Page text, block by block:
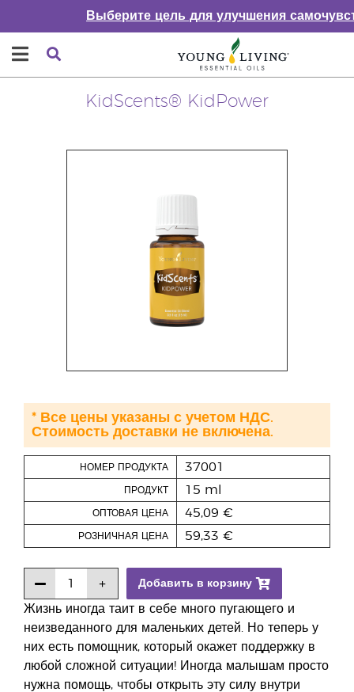
Выберите цель для улучшения
KidScents® KidPower
Жизнь иногда таит в себе много пугающего и
неизведанного для маленьких детей. Но теперь у
них есть помощник, который окажет поддержку в
любой сложной ситуации! Иногда малышам просто
нужна помощь, чтобы открыть эту силу внутри
НОМЕР ПРОДУКТА 37001
ПРОДУКТ 15 ml
ОПТОВАЯ ЦЕНА 45,09 €
РОЗНИЧНАЯ ЦЕНА 59,33 €
Добавить в корзину
* Все цены указаны с учетом НДС.
Стоимость доставки не включена.